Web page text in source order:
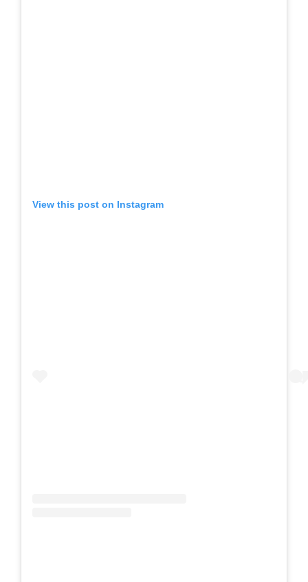
View this post on Instagram